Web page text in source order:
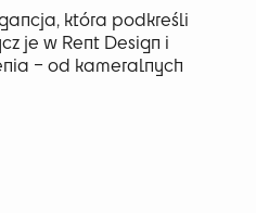
która podkreśli
je w Rent Design i
– od kameralnych